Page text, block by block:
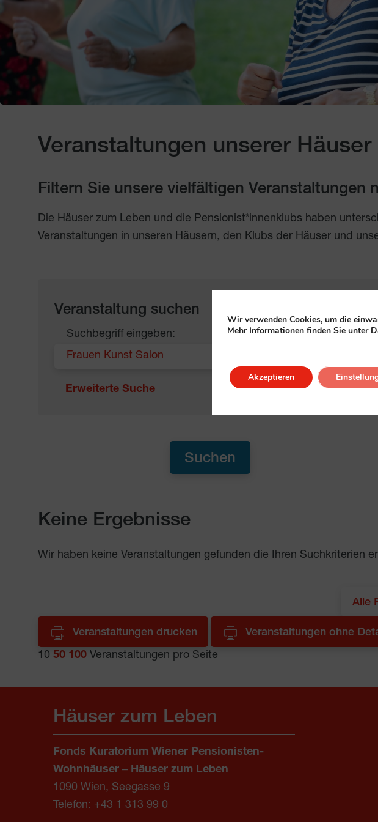
Veranstaltungen unserer
Filtern Sie unsere vielfältigen Veranstaltungen
Die Häuser zum Leben und die Pensionist*innenklubs haben
Veranstaltungen in unseren Häusern, den Klubs der Häuser und
Veranstaltung suchen
Suchbegriff eingeben:
Erweiterte Suche
Keine Ergebnisse
Wir haben keine Veranstaltungen gefunden die Ihren Suchkriterien
Alle
Veranstaltungen drucken Veranstaltungen ohne
10 50 100 Veranstaltungen pro Seite
Häuser zum Leben
Fonds Kuratorium Wiener Pensionisten-
Wohnhäuser – Häuser zum Leben
1090 Wien, Seegasse 9
Telefon: +43 1 313 99 0
Wir verwenden Cookies, um die
Mehr Informationen finden Sie unter
Akzeptieren